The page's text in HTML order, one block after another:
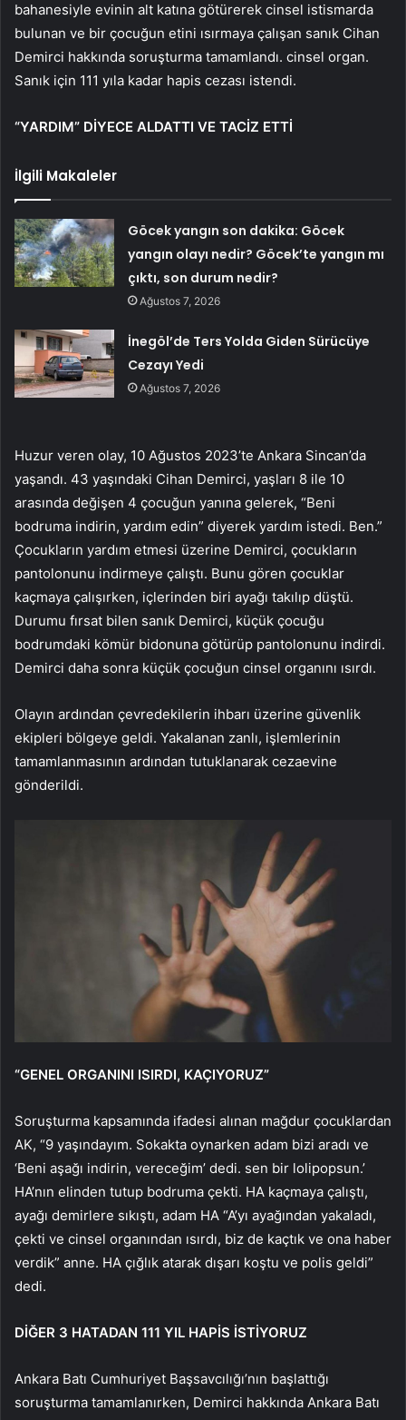
bahanesiyle evinin alt katına götürerek cinsel istismarda
bulunan ve bir çocuğun etini ısırmaya çalışan sanık Cihan
Demirci hakkında soruşturma tamamlandı. cinsel organ.
Sanık için 111 yıla kadar hapis cezası istendi.
“YARDIM” DİYECE ALDATTI VE TACİZ ETTİ
İlgili Makaleler
Göcek yangın son dakika: Göcek
yangın olayı nedir? Göcek’te yangın mı
çıktı, son durum nedir?
Ağustos 7, 2026
İnegöl’de Ters Yolda Giden Sürücüye
Cezayı Yedi
Ağustos 7, 2026
Huzur veren olay, 10 Ağustos 2023’te Ankara Sincan’da
yaşandı. 43 yaşındaki Cihan Demirci, yaşları 8 ile 10
arasında değişen 4 çocuğun yanına gelerek, “Beni
bodruma indirin, yardım edin” diyerek yardım istedi. Ben.”
Çocukların yardım etmesi üzerine Demirci, çocukların
pantolonunu indirmeye çalıştı. Bunu gören çocuklar
kaçmaya çalışırken, içlerinden biri ayağı takılıp düştü.
Durumu fırsat bilen sanık Demirci, küçük çocuğu
bodrumdaki kömür bidonuna götürüp pantolonunu indirdi.
Demirci daha sonra küçük çocuğun cinsel organını ısırdı.
Olayın ardından çevredekilerin ihbarı üzerine güvenlik
ekipleri bölgeye geldi. Yakalanan zanlı, işlemlerinin
tamamlanmasının ardından tutuklanarak cezaevine
gönderildi.
“GENEL ORGANINI ISIRDI, KAÇIYORUZ”
Soruşturma kapsamında ifadesi alınan mağdur çocuklardan
AK, “9 yaşındayım. Sokakta oynarken adam bizi aradı ve
‘Beni aşağı indirin, vereceğim’ dedi. sen bir lolipopsun.’
HA’nın elinden tutup bodruma çekti. HA kaçmaya çalıştı,
ayağı demirlere sıkıştı, adam HA “A’yı ayağından yakaladı,
çekti ve cinsel organından ısırdı, biz de kaçtık ve ona haber
verdik” anne. HA çığlık atarak dışarı koştu ve polis geldi”
dedi.
DİĞER 3 HATADAN 111 YIL HAPİS İSTİYORUZ
Ankara Batı Cumhuriyet Başsavcılığı’nın başlattığı
soruşturma tamamlanırken, Demirci hakkında Ankara Batı